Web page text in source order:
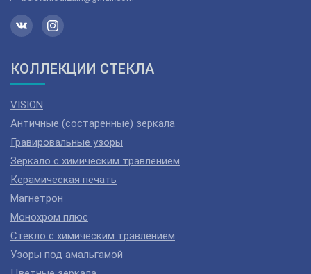
КОЛЛЕКЦИИ СТЕКЛА
VISION
Античные (состаренные) зеркала
Гравировальные узоры
Зеркало с химическим травлением
Керамическая печать
Магнетрон
Монохром плюс
Стекло с химическим травлением
Узоры под амальгамой